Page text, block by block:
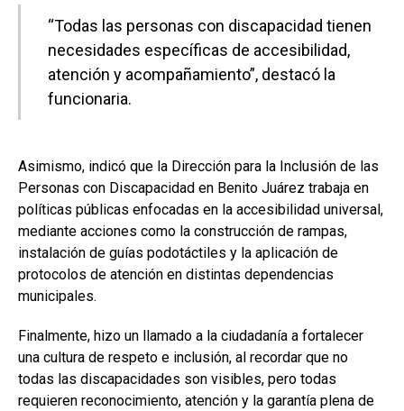
“Todas las personas con discapacidad tienen
necesidades específicas de accesibilidad,
atención y acompañamiento”, destacó la
funcionaria.
Asimismo, indicó que la Dirección para la Inclusión de las
Personas con Discapacidad en Benito Juárez trabaja en
políticas públicas enfocadas en la accesibilidad universal,
mediante acciones como la construcción de rampas,
instalación de guías podotáctiles y la aplicación de
protocolos de atención en distintas dependencias
municipales.
Finalmente, hizo un llamado a la ciudadanía a fortalecer
una cultura de respeto e inclusión, al recordar que no
todas las discapacidades son visibles, pero todas
requieren reconocimiento, atención y la garantía plena de